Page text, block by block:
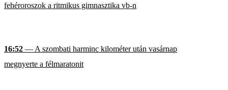
fehéroroszok a ritmikus gimnasztika vb-n
16:52 — A szombati harminc kilométer után vasárnap
megnyerte a félmaratonit